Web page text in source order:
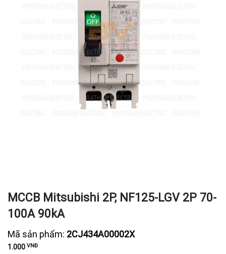
MCCB Mitsubishi 2P, NF125-LGV 2P 70-
100A 90kA
Mã sản phẩm: 2CJ434A00002X
1.000 VNĐ